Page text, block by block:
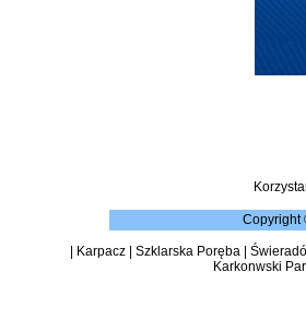
Copyright
Karpacz| Szklarska Poręba|
Karkonwski